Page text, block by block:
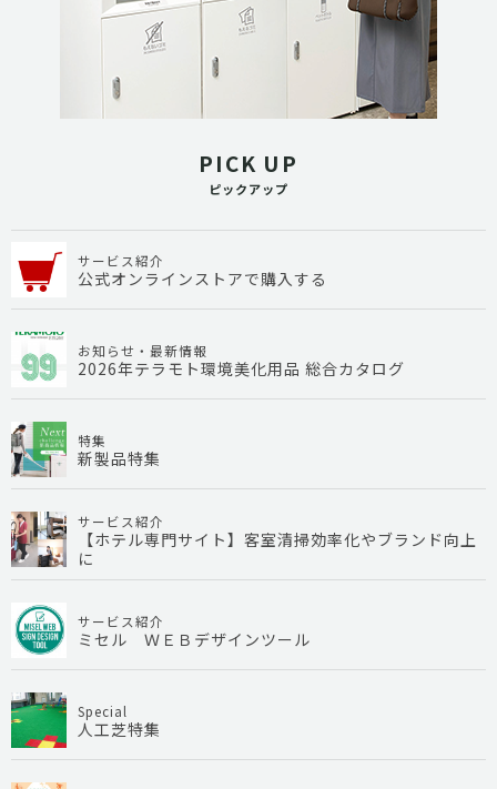
PICK UP
ピックアップ
サービス紹介
公式オンラインストアで購入する
お知らせ・最新情報
2026年テラモト環境美化用品 総合カタログ
特集
新製品特集
サービス紹介
【ホテル専門サイト】客室清掃効率化やブランド向上
に
サービス紹介
ミセル ＷＥＢデザインツール
Special
人工芝特集